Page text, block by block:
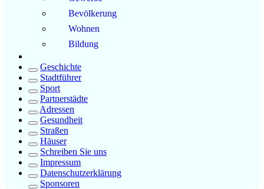
Bevölkerung
Wohnen
Bildung
Geschichte
Stadtführer
Sport
Partnerstädte
Adressen
Gesundheit
Straßen
Häuser
Schreiben Sie uns
Impressum
Datenschutzerklärung
Sponsoren